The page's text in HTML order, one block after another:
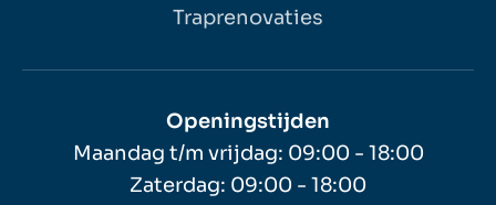
Traprenovaties
Openingstijden
Maandag t/m vrijdag: 09:00 - 18:00
Zaterdag: 09:00 - 18:00